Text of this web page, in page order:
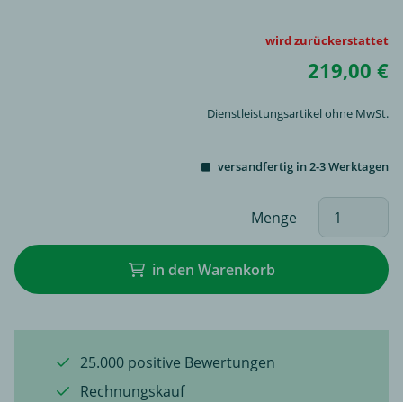
wird zurückerstattet
219,00 €
Dienstleistungsartikel ohne MwSt.
versandfertig in 2-3 Werktagen
Menge
in den Warenkorb
25.000 positive Bewertungen
Rechnungskauf